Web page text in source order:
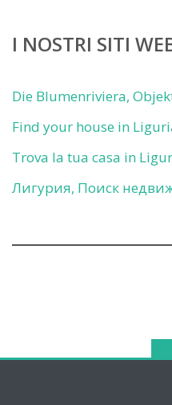
I NOSTRI SITI
Die Blumenriviera,
Find your house in
Trova la tua casa in
Лигурия, Поиск